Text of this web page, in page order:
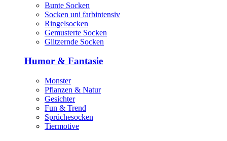
Bunte Socken
Socken uni farbintensiv
Ringelsocken
Gemusterte Socken
Glitzernde Socken
Humor & Fantasie
Monster
Pflanzen & Natur
Gesichter
Fun & Trend
Sprüchesocken
Tiermotive